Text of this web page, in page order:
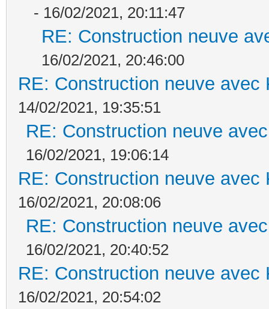
- 16/02/2021, 20:11:47
RE: Construction neuve
16/02/2021, 20:46:00
RE: Construction neuve avec
14/02/2021, 19:35:51
RE: Construction neuve
16/02/2021, 19:06:14
RE: Construction neuve avec
16/02/2021, 20:08:06
RE: Construction neuve
16/02/2021, 20:40:52
RE: Construction neuve avec
16/02/2021, 20:54:02